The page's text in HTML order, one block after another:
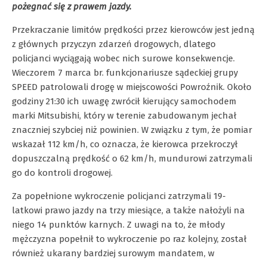
pożegnać się z prawem jazdy.
Przekraczanie limitów prędkości przez kierowców jest jedną
z głównych przyczyn zdarzeń drogowych, dlatego
policjanci wyciągają wobec nich surowe konsekwencje.
Wieczorem 7 marca br. funkcjonariusze sądeckiej grupy
SPEED patrolowali drogę w miejscowości Powroźnik. Około
godziny 21:30 ich uwagę zwrócił kierujący samochodem
marki Mitsubishi, który w terenie zabudowanym jechał
znaczniej szybciej niż powinien. W związku z tym, że pomiar
wskazał 112 km/h, co oznacza, że kierowca przekroczył
dopuszczalną prędkość o 62 km/h, mundurowi zatrzymali
go do kontroli drogowej.
Za popełnione wykroczenie policjanci zatrzymali 19-
latkowi prawo jazdy na trzy miesiące, a także nałożyli na
niego 14 punktów karnych. Z uwagi na to, że młody
mężczyzna popełnił to wykroczenie po raz kolejny, został
również ukarany bardziej surowym mandatem, w